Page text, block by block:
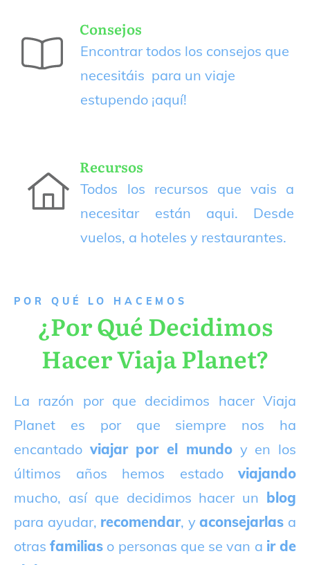
Consejos
Encontrar todos los consejos que
necesitáis para un viaje
estupendo ¡aquí!
Recursos
Todos los recursos que vais a
necesitar están aqui. Desde
vuelos, a hoteles y restaurantes.
P OR QUÉ LO HACEMOS
¿Por Qué Decidimos
Hacer Viaja Planet?
La razón por que decidimos hacer Viaja
Planet es por que siempre nos ha
encantado viajar por el mundoy en los
últimos años hemos estado viajando
mucho, así que decidimos hacer un blog
para ayudar, recomendar, yaconsejarlas a
otrasfamilias o personas que se van a ir de